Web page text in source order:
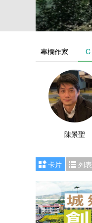
專欄作家 C
陳景聖
卡片 列表